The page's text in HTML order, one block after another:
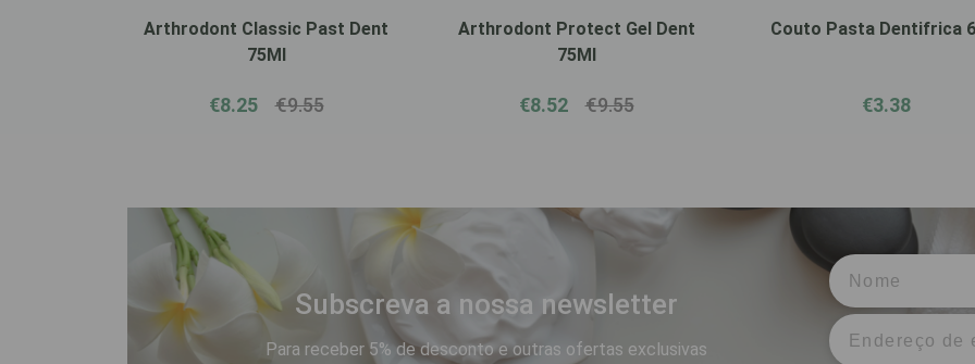
Arthrodont Classic Past Dent
75Ml
€8.25 €9.55
Arthrodont Protect Gel Dent
75Ml
€8.52 €9.55
Couto Pasta Dentifrica
€3.38
Subscreva a nossa newsletter
Para receber 5% de desconto e outras ofertas exclusivas